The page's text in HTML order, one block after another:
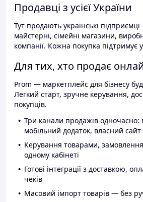
Продавці з усієї України
Тут продають українські
майстерні, сімейні магазини,
компанії. Кожна покупка підтримує
Для тих, хто продає
Prom — маркетплейс для бізнесу
Легкий старт, зручне керування,
покупців.
Три канали продажів одночасно:
мобільний додаток, власний сайт
Керування товарами,
одному кабінеті
Готові інтеграції з доставкою,
чеків
Масовий імпорт товарів — без